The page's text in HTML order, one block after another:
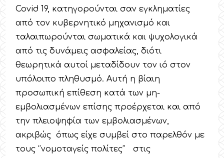
Covid 19, κατηγορούνται σαν εγκληματίες
από τον κυβερνητικό μηχανισμό και
ταλαιπωρούνται σωματικά και ψυχολογικά
από τις δυνάμεις ασφαλείας, διότι
θεωρητικά αυτοί μεταδίδουν τον ιό στον
υπόλοιπο πληθυσμό. Αυτή η βίαιη
προσωπική επίθεση κατά των μη-
εμβολιασμένων επίσης προέρχεται και από
την πλειοψηφία των εμβολιασμένων,
ακριβώς όπως είχε συμβεί στο παρελθόν με
τους ‘’νομοταγείς πολίτες’’ στις